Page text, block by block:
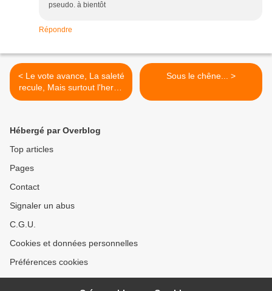
pseudo. à bientôt
Répondre
< Le vote avance, La saleté
recule, Mais surtout l'herbe
pousse !!??
Sous le chêne... >
Hébergé par Overblog
Top articles
Pages
Contact
Signaler un abus
C.G.U.
Cookies et données personnelles
Préférences cookies